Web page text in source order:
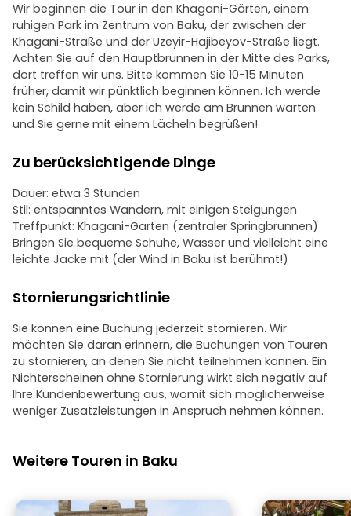
Wir beginnen die Tour in den Khagani-Gärten, einem
ruhigen Park im Zentrum von Baku, der zwischen der
Khagani-Straße und der Uzeyir-Hajibeyov-Straße liegt.
Achten Sie auf den Hauptbrunnen in der Mitte des Parks,
dort treffen wir uns. Bitte kommen Sie 10-15 Minuten
früher, damit wir pünktlich beginnen können. Ich werde
kein Schild haben, aber ich werde am Brunnen warten
und Sie gerne mit einem Lächeln begrüßen!
Zu berücksichtigende Dinge
Dauer: etwa 3 Stunden
Stil: entspanntes Wandern, mit einigen Steigungen
Treffpunkt: Khagani-Garten (zentraler Springbrunnen)
Bringen Sie bequeme Schuhe, Wasser und vielleicht eine
leichte Jacke mit (der Wind in Baku ist berühmt!)
Stornierungsrichtlinie
Sie können eine Buchung jederzeit stornieren. Wir
möchten Sie daran erinnern, die Buchungen von Touren
zu stornieren, an denen Sie nicht teilnehmen können. Ein
Nichterscheinen ohne Stornierung wirkt sich negativ auf
Ihre Kundenbewertung aus, womit sich möglicherweise
weniger Zusatzleistungen in Anspruch nehmen können.
Weitere Touren in Baku